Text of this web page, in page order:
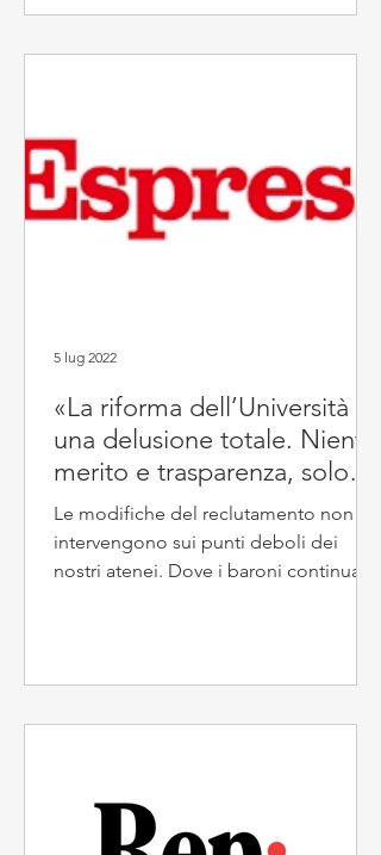
«La riforma dell’Università è
una delusione totale. Niente
merito e trasparenza, solo
precarietà»
Le modifiche del reclutamento non
intervengono sui punti deboli dei
nostri atenei. Dove i baroni continuano
5 lug 2022